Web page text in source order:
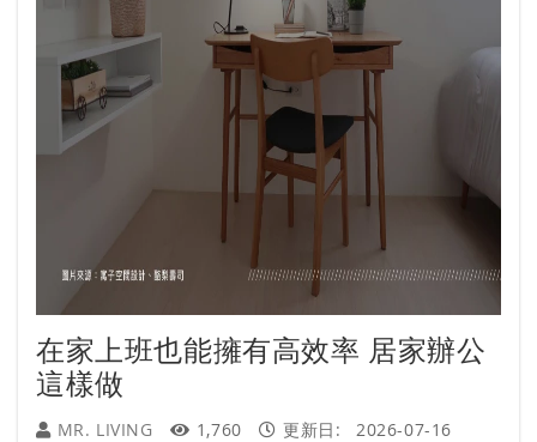
在家上班也能擁有高效率 居家辦公
這樣做
MR. LIVING 1,760 更新日:
2026-07-16